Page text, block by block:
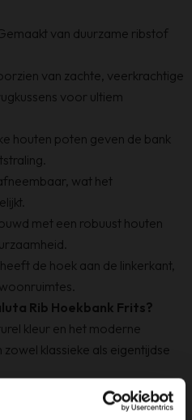
van duurzame ribstof
van zachte, veerkrachtige
voor ultiem
houten poten geven de bank
wat het
met een robuust houten
de hoek aan de linkerkant,
Rib Hoekbank Frits?
kleur en het moderne
klassieke als eigentijdse
het hoekontwerp benut u de